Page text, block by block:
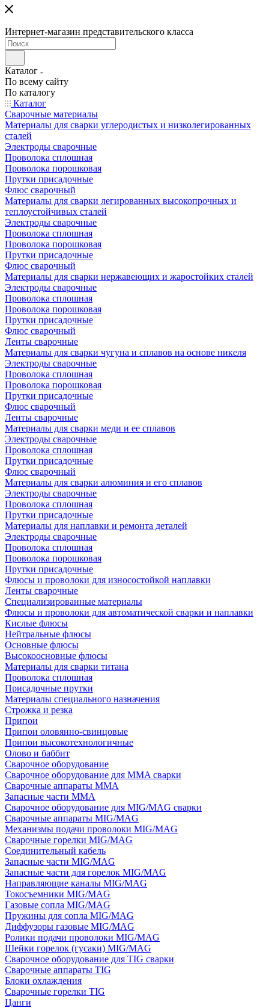
Интернет-магазин представительского класса
Каталог
По всему сайту
По каталогу
Каталог
Сварочные материалы
Материалы для сварки углеродистых и низколегированных
сталей
Электроды сварочные
Проволока сплошная
Проволока порошковая
Прутки присадочные
Флюс сварочный
Материалы для сварки легированных высокопрочных и
теплоустойчивых сталей
Электроды сварочные
Проволока сплошная
Проволока порошковая
Прутки присадочные
Флюс сварочный
Материалы для сварки нержавеющих и жаростойких сталей
Электроды сварочные
Проволока сплошная
Проволока порошковая
Прутки присадочные
Флюс сварочный
Ленты сварочные
Материалы для сварки чугуна и сплавов на основе никеля
Электроды сварочные
Проволока сплошная
Проволока порошковая
Прутки присадочные
Флюс сварочный
Ленты сварочные
Материалы для сварки меди и ее сплавов
Электроды сварочные
Проволока сплошная
Прутки присадочные
Флюс сварочный
Материалы для сварки алюминия и его сплавов
Электроды сварочные
Проволока сплошная
Прутки присадочные
Материалы для наплавки и ремонта деталей
Электроды сварочные
Проволока сплошная
Проволока порошковая
Прутки присадочные
Флюсы и проволоки для износостойкой наплавки
Ленты сварочные
Специализированные материалы
Флюсы и проволоки для автоматической сварки и наплавки
Кислые флюсы
Нейтральные флюсы
Основные флюсы
Высокоосновные флюсы
Материалы для сварки титана
Проволока сплошная
Присадочные прутки
Материалы специального назначения
Строжка и резка
Припои
Припои оловянно-свинцовые
Припои высокотехнологичные
Олово и баббит
Сварочное оборудование
Сварочное оборудование для MMA сварки
Сварочные аппараты MMA
Запасные части MMA
Сварочное оборудование для MIG/MAG сварки
Сварочные аппараты MIG/MAG
Механизмы подачи проволоки MIG/MAG
Сварочные горелки MIG/MAG
Соединительный кабель
Запасные части MIG/MAG
Запасные части для горелок MIG/MAG
Направляющие каналы MIG/MAG
Токосъемники MIG/MAG
Газовые сопла MIG/MAG
Пружины для сопла MIG/MAG
Диффузоры газовые MIG/MAG
Ролики подачи проволоки MIG/MAG
Шейки горелок (гусаки) MIG/MAG
Сварочное оборудование для TIG сварки
Сварочные аппараты TIG
Блоки охлаждения
Сварочные горелки TIG
Цанги